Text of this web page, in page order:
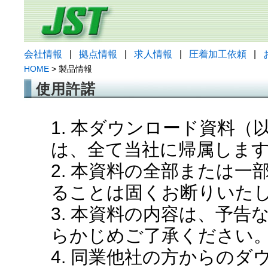
会社情報 拠点情報 求人情報 圧着加工依頼
HOME > 製品情報
使用許諾
1. 本ダウンロード資料（
は、全て当社に帰属しま
2. 本資料の全部または一
ることは固くお断りいた
3. 本資料の内容は、予告
らかじめご了承ください
4. 同業他社の方からのダ